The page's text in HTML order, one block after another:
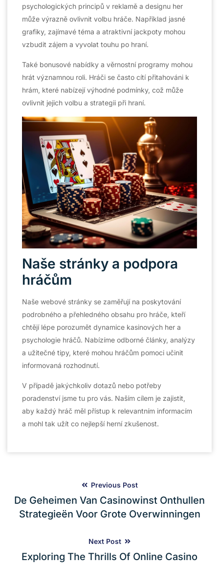
psychologických principů v reklamě a designu her
může výrazně ovlivnit volbu hráče. Například jasné
grafiky, zajímavé téma a atraktivní jackpoty mohou
vzbudit zájem a vyvolat touhu po hraní.
Také bonusové nabídky a věrnostní programy mohou
hrát významnou roli. Hráči se často cítí přitahováni k
hrám, které nabízejí výhodné podmínky, což může
ovlivnit jejich volbu a strategii při hraní.
Naše stránky a podpora
hráčům
Naše webové stránky se zaměřují na poskytování
podrobného a přehledného obsahu pro hráče, kteří
chtějí lépe porozumět dynamice kasinových her a
psychologie hráčů. Nabízíme odborné články, analýzy
a užitečné tipy, které mohou hráčům pomoci učinit
informovaná rozhodnutí.
V případě jakýchkoliv dotazů nebo potřeby
poradenství jsme tu pro vás. Naším cílem je zajistit,
aby každý hráč měl přístup k relevantním informacím
a mohl tak užít co nejlepší herní zkušenost.
Previous Post
De Geheimen Van Casinowinst Onthullen
Strategieën Voor Grote Overwinningen
Next Post
Exploring The Thrills Of Online Casino